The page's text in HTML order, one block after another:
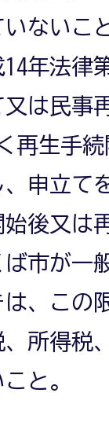
ないこ
年法律
は民事
再生手
申立て
後又は
市が一
、この
所得税
と。